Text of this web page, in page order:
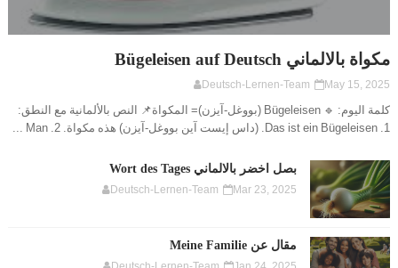
مكواة بالالماني Bügeleisen auf Deutsch
Deutsch-Lernen-Team May 15, 2025
كلمة اليوم: 🔹 Bügeleisen (بووغل-آيزن)= المكواة📌 النص بالألمانية مع النطق:
1. Das ist ein Bügeleisen. (داس إيست آين بووغل-آيزن) هذه مكواة. 2. Man ...
بصل اخضر بالالماني Wort des Tages
Deutsch-Lernen-Team Mar 23, 2025
مقال عن Meine Familie